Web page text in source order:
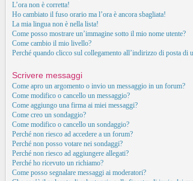
L’ora non è corretta!
Ho cambiato il fuso orario ma l’ora è ancora sbagliata!
La mia lingua non è nella lista!
Come posso mostrare un’immagine sotto il mio nome utente?
Come cambio il mio livello?
Perché quando clicco sul collegamento all’indirizzo di posta di
Scrivere messaggi
Come apro un argomento o invio un messaggio in un forum?
Come modifico o cancello un messaggio?
Come aggiungo una firma ai miei messaggi?
Come creo un sondaggio?
Come modifico o cancello un sondaggio?
Perché non riesco ad accedere a un forum?
Perché non posso votare nei sondaggi?
Perché non riesco ad aggiungere allegati?
Perché ho ricevuto un richiamo?
Come posso segnalare messaggi ai moderatori?